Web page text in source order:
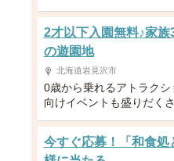
2才以下入園無料♪家
の遊園地
北海道岩見沢市
0歳から乗れるアトラクシ
向けイベントも盛りだく
今すぐ応募！「和食処